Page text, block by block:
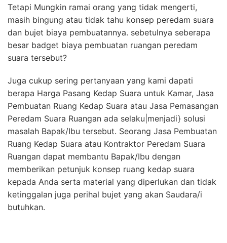
Tetapi Mungkin ramai orang yang tidak mengerti,
masih bingung atau tidak tahu konsep peredam suara
dan bujet biaya pembuatannya. sebetulnya seberapa
besar badget biaya pembuatan ruangan peredam
suara tersebut?
Juga cukup sering pertanyaan yang kami dapati
berapa Harga Pasang Kedap Suara untuk Kamar, Jasa
Pembuatan Ruang Kedap Suara atau Jasa Pemasangan
Peredam Suara Ruangan ada selaku|menjadi} solusi
masalah Bapak/Ibu tersebut. Seorang Jasa Pembuatan
Ruang Kedap Suara atau Kontraktor Peredam Suara
Ruangan dapat membantu Bapak/Ibu dengan
memberikan petunjuk konsep ruang kedap suara
kepada Anda serta material yang diperlukan dan tidak
ketinggalan juga perihal bujet yang akan Saudara/i
butuhkan.